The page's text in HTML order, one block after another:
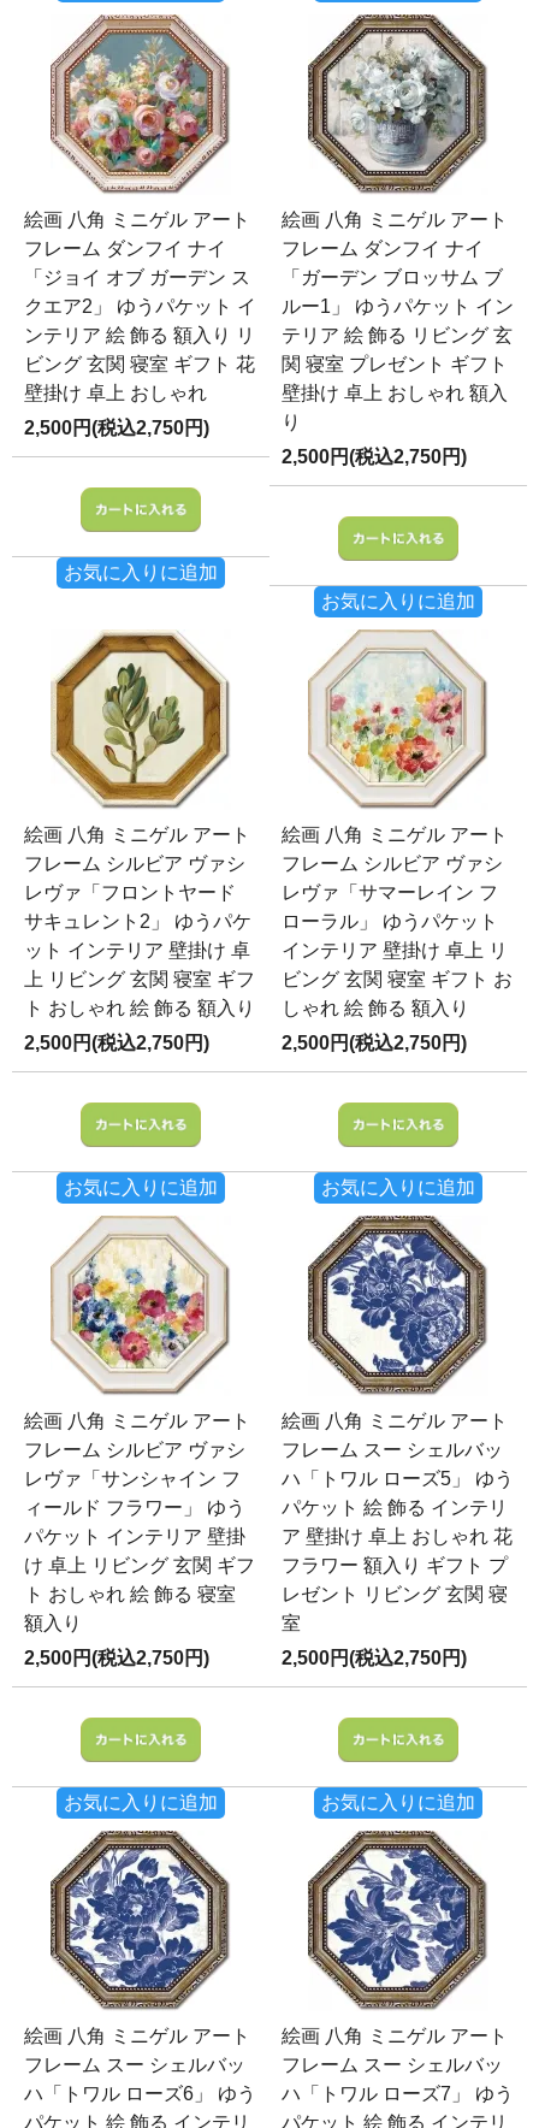
絵画 八角 ミニゲル アート
フレーム ダンフイ ナイ
「ジョイ オブ ガーデン ス
クエア2」 ゆうパケット イ
ンテリア 絵 飾る 額入り リ
ビング 玄関 寝室 ギフト 花
壁掛け 卓上 おしゃれ
2,500円(税込2,750円)
お気に入りに追加
絵画 八角 ミニゲル アート
フレーム ダンフイ ナイ
「ガーデン ブロッサム ブ
ルー1」 ゆうパケット イン
テリア 絵 飾る リビング 玄
関 寝室 プレゼント ギフト
壁掛け 卓上 おしゃれ 額入
り
2,500円(税込2,750円)
お気に入りに追加
絵画 八角 ミニゲル アート
フレーム シルビア ヴァシ
レヴァ「フロントヤード
サキュレント2」 ゆうパケ
ット インテリア 壁掛け 卓
上 リビング 玄関 寝室 ギフ
ト おしゃれ 絵 飾る 額入り
2,500円(税込2,750円)
お気に入りに追加
絵画 八角 ミニゲル アート
フレーム シルビア ヴァシ
レヴァ「サマーレイン フ
ローラル」 ゆうパケット
インテリア 壁掛け 卓上 リ
ビング 玄関 寝室 ギフト お
しゃれ 絵 飾る 額入り
2,500円(税込2,750円)
お気に入りに追加
絵画 八角 ミニゲル アート
フレーム シルビア ヴァシ
レヴァ「サンシャイン フ
ィールド フラワー」 ゆう
パケット インテリア 壁掛
け 卓上 リビング 玄関 ギフ
ト おしゃれ 絵 飾る 寝室
額入り
2,500円(税込2,750円)
お気に入りに追加
絵画 八角 ミニゲル アート
フレーム スー シェルバッ
ハ「トワル ローズ5」 ゆう
パケット 絵 飾る インテリ
ア 壁掛け 卓上 おしゃれ 花
フラワー 額入り ギフト プ
レゼント リビング 玄関 寝
室
2,500円(税込2,750円)
お気に入りに追加
絵画 八角 ミニゲル アート
フレーム スー シェルバッ
ハ「トワル ローズ6」 ゆう
パケット 絵 飾る インテリ
絵画 八角 ミニゲル アート
フレーム スー シェルバッ
ハ「トワル ローズ7」 ゆう
パケット 絵 飾る インテリ